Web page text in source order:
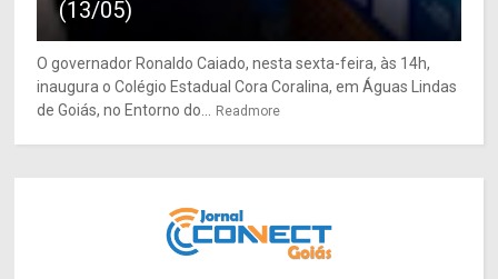
(13/05)
O governador Ronaldo Caiado, nesta sexta-feira, às 14h,
inaugura o Colégio Estadual Cora Coralina, em Águas Lindas
de Goiás, no Entorno do... Readmore